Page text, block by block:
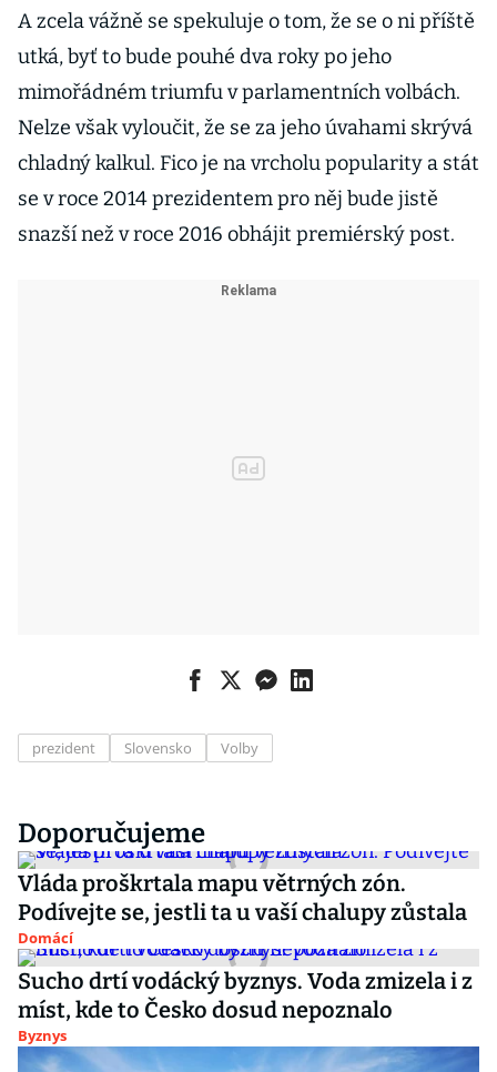
A zcela vážně se spekuluje o tom, že se o ni příště
utká, byť to bude pouhé dva roky po jeho
mimořádném triumfu v parlamentních volbách.
Nelze však vyloučit, že se za jeho úvahami skrývá
chladný kalkul. Fico je na vrcholu popularity a stát
se v roce 2014 prezidentem pro něj bude jistě
snazší než v roce 2016 obhájit premiérský post.
prezident Slovensko Volby
Doporučujeme
Vláda proškrtala mapu větrných zón.
Podívejte se, jestli ta u vaší chalupy zůstala
Domácí
Sucho drtí vodácký byznys. Voda zmizela i z
míst, kde to Česko dosud nepoznalo
Byznys